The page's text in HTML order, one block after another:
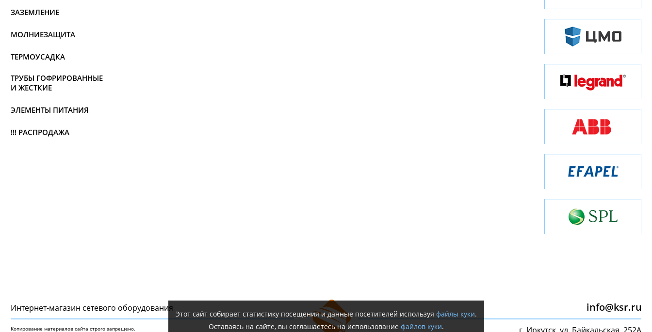
ЗАЗЕМЛЕНИЕ
МОЛНИЕЗАЩИТА
ТЕРМОУСАДКА
ТРУБЫ ГОФРИРОВАННЫЕ
И ЖЕСТКИЕ
ЭЛЕМЕНТЫ ПИТАНИЯ
!!! РАСПРОДАЖА
Интернет-магазин сетeвого оборудования
Копирование материалов сайта строго запрещено.
info@ksr.ru
Этот сайт собирает статистику посещения и данные посетителей используя файлы куки.
Оставаясь на сайте, вы соглашаетесь на использование файлов куки.